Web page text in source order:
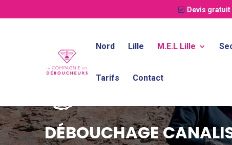
Devis gratuit
Nord Lille M.E.L Lille
Tarifs Contact
DÉBOUCHAGE